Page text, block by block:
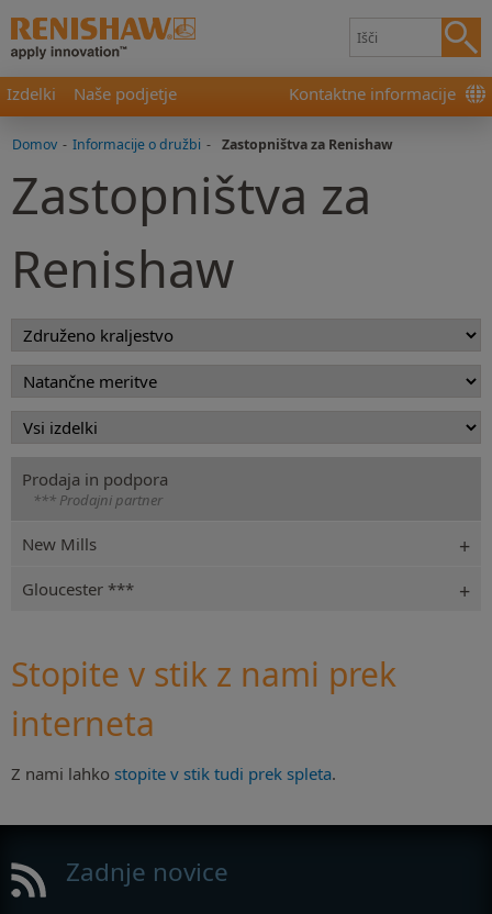
Izdelki Naše podjetje Kontaktne informacije
Domov - Informacije o družbi - Zastopništva za Renishaw
Zastopništva za
Renishaw
Prodaja in podpora
*** Prodajni partner
New Mills
Gloucester ***
Stopite v stik z nami prek
interneta
Z nami lahko stopite v stik tudi prek spleta.
Zadnje novice